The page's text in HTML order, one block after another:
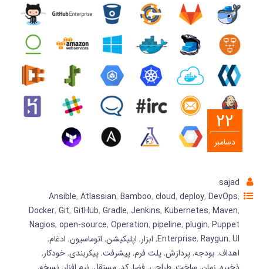
22
دسامبر
sajad
Ansible, Atlassian, Bamboo, cloud, deploy, DevOps,
Docker, Git, GitHub, Gradle, Jenkins, Kubernetes, Maven,
Nagios, open-source, Operation, pipeline, plugin, Puppet
Enterprise, Raygun, UI
, ابزار, اپلیکیشن, اتوماسیون, ادغام,
اهداف, بودجه,پردازش,پلت فرم,پیشرفت,پیکربندی,خودکار,